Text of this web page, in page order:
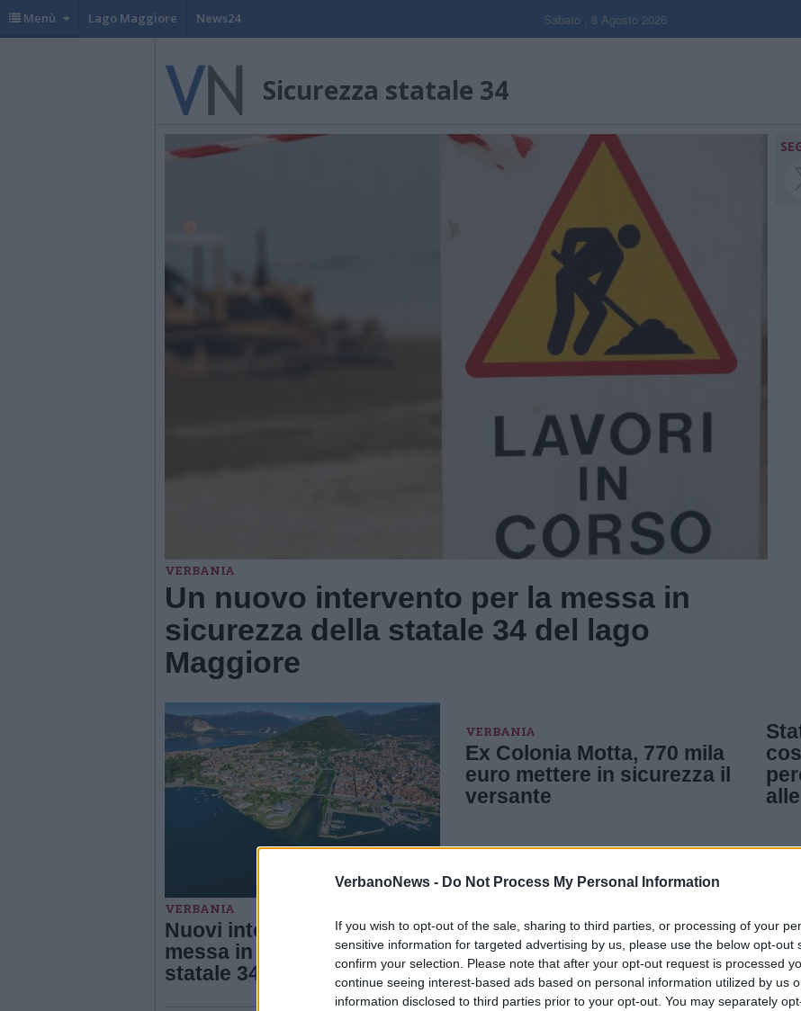
VerbanoNews - Do Not Process My Personal Information
If you wish to opt-out of the sale, sharing to third parties, or processing of your
sensitive information for targeted advertising by us, please use the below opt-out
confirm your selection. Please note that after your opt-out request is processed
continue seeing interest-based ads based on personal information utilized by us
information disclosed to third parties prior to your opt-out. You may separately
Menù Lago Maggiore News24 Sabato , 8 Agosto 2026
Sicurezza statale 34
VERBANIA
Un nuovo intervento per la messa in
sicurezza della statale 34 del lago
Maggiore
VERBANIA
Nuovi interventi per la
messa in sicurezza della
statale 34 del lago Maggiore
VERBANIA
Ex Colonia Motta, 770 mila
euro mettere in sicurezza il
versante